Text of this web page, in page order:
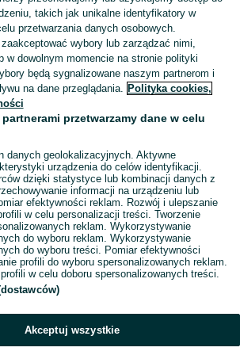
Skorzystaj z największego serwisu ogłoszeniowego w Polsce! glebogryzarka wynajem - Kraków - kupuj lub sprzedawaj jeszcze wygodniej w kategorii Wypożyczalnia! Zobacz
takich jak unikalne identyfikatory w
przetwarzania danych osobowych.
wybory lub zarządzać nimi,
w dowolnym momencie na stronie polityki
będą sygnalizowane naszym partnerom i
na dane przeglądania. Polityka cookies,
przetwarzamy dane w celu
danych geolokalizacyjnych. Aktywne
urządzenia do celów identyfikacji.
dzięki statystyce lub kombinacji danych z
informacji na urządzeniu lub
efektywności reklam. Rozwój i ulepszanie
w celu personalizacji treści. Tworzenie
reklam. Wykorzystywanie
do wyboru reklam. Wykorzystywanie
do wyboru treści. Pomiar efektywności
profili do wyboru spersonalizowanych reklam.
w celu doboru spersonalizowanych treści.
Akceptuj wszystkie